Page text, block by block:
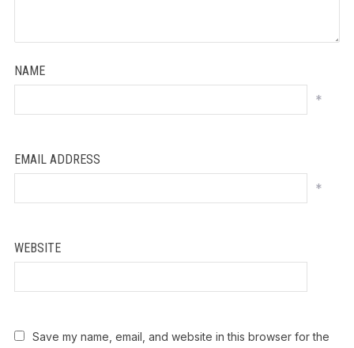
NAME
*
EMAIL ADDRESS
*
WEBSITE
Save my name, email, and website in this browser for the